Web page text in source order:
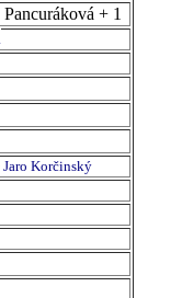
+ 1
Korčinský